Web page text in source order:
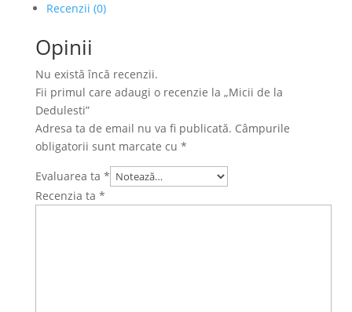
Recenzii (0)
Opinii
Nu există încă recenzii.
Fii primul care adaugi o recenzie la „Micii de la
Dedulesti”
Adresa ta de email nu va fi publicată. Câmpurile
obligatorii sunt marcate cu *
Evaluarea ta *
Recenzia ta *